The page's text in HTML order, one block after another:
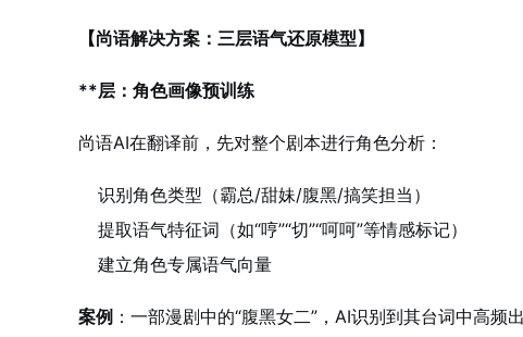
【尚语解决方案：三层语气还原模型】
**层：角色画像预训练
尚语AI在翻译前，先对整个剧本进行角色分析 ：
识别角色类型（霸总/甜妹/腹黑/搞笑担当）
提取语气特征词（如“哼”“切”“呵呵”等情感标记）
建立角色专属语气向量
案例 ：一部漫剧中的“腹黑女二”，AI识别到其台词中高